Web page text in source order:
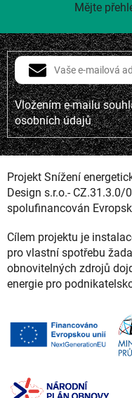
Vložením e-mailu
osobních údajů
Mějte
Projekt Snížení
Design s.r.o.-
spolufinancován
Cílem projektu je
pro vlastní spotřebu
obnovitelných zdrojů
energie pro